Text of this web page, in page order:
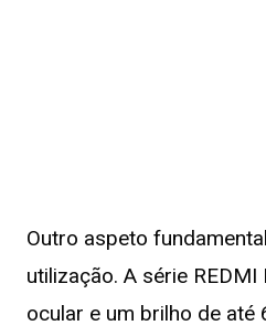
Outro aspeto
utilização. A série
ocular e um brilho de